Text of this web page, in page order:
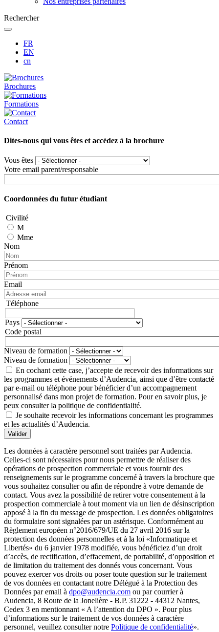
Rechercher
FR
EN
cn
Brochures
Formations
Contact
Dites-nous qui vous êtes et accédez à la brochure
Vous êtes
Votre email parent/responsable
Coordonnées du futur étudiant
Civilité
M
Mme
Nom
Prénom
Email
Téléphone
Adresse
Pays
Code postal
Niveau de formation
Niveau de formation
En cochant cette case, j’accepte de recevoir des informations sur
les programmes et événements d’Audencia, ainsi que d’être contacté
par e-mail ou téléphone pour bénéficier d’un accompagnement
personnalisé dans mon projet de formation. Pour en savoir plus, je
peux consulter la politique de confidentialité.
Je souhaite recevoir les informations concernant les programmes
et les actualités d’Audencia.
Valider
Les données à caractère personnel sont traitées par Audencia.
Celles-ci sont nécessaires pour nous permettre de réaliser des
opérations de prospection commerciale et vous fournir des
renseignements sur le programme concerné à travers la brochure que
vous souhaitez consulter ou afin de répondre à votre demande de
contact. Vous avez la possibilité de retirer votre consentement à la
prospection commerciale à tout moment via un lien de désinscription
apposé à la fin du message de prospection. Les données obligatoires
du formulaire sont signalées par un astérisque. Conformément au
Règlement européen n°2016/679/UE du 27 avril 2016 sur la
protection des données personnelles et à la loi «Informatique et
Libertés» du 6 janvier 1978 modifiée, vous bénéficiez d’un droit
d’accès, de rectification, d’effacement, de portabilité, d’opposition et
de limitation du traitement des donnés vous concernant. Vous
pouvez exercer vos droits ou poser toute question sur le traitement
de vos données en contactant notre Délégué à la Protection des
Données par email à dpo@audencia.com ou par courrier à
Audencia, 8 Route de la Jonelière - B.P. 31222 - 44312 Nantes,
Cedex 3 en mentionnant « A l’attention du DPO ». Pour plus
d’informations sur le traitement de vos données à caractère
personnel, veuillez consulter notre Politique de confidentialité».